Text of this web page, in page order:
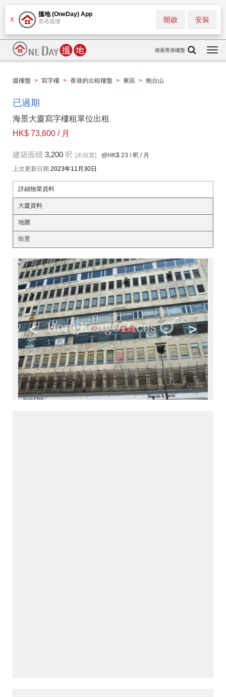
X
搵地 (OneDay) App
香港搵樓 安裝
開啟
搜索香港樓盤
搵樓盤 > 寫字樓 > 香港的出租樓盤 > 東區 > 炮台山
已過期
海景大廈寫字樓租單位出租
HK$ 73,600 / 月
建築面積 3,200 呎 [未核實] @HK$ 23 / 呎 / 月
上次更新日期 2023年11月30日
詳細物業資料
大廈資料
地圖
街景
< >